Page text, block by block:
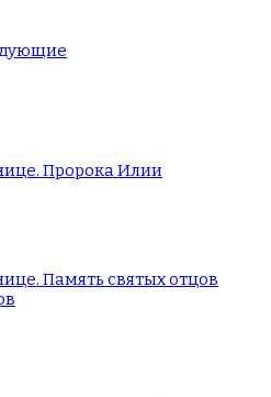
Пророка Илии
Память святых отцов